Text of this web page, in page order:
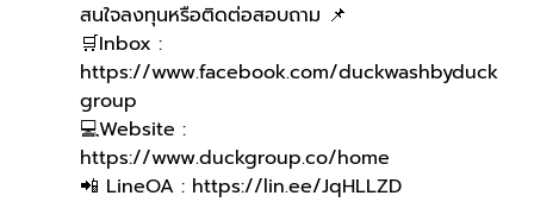
สนใจลงทุนหรือติดต่อสอบถาม 📌
🛒Inbox :
https://www.facebook.com/duckwashbyduck
group
💻Website :
https://www.duckgroup.co/home
📲 LineOA : https://lin.ee/JqHLLZD